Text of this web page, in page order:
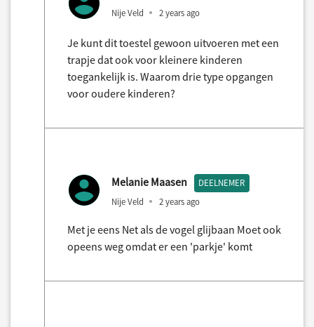
Nije Veld 2 years ago
Je kunt dit toestel gewoon uitvoeren met een
trapje dat ook voor kleinere kinderen
toegankelijk is. Waarom drie type opgangen
voor oudere kinderen?
Melanie Maasen DEELNEMER
Nije Veld 2 years ago
Met je eens Net als de vogel glijbaan Moet ook
opeens weg omdat er een 'parkje' komt